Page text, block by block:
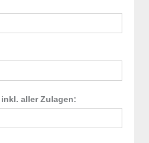
aller Zulagen: